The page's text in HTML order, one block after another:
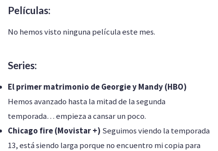
Películas:
No hemos visto ninguna película este mes.
Series:
El primer matrimonio de Georgie y Mandy (HBO)
Hemos avanzado hasta la mitad de la segunda
temporada… empieza a cansar un poco.
Chicago fire (Movistar +) Seguimos viendo la temporada
13, está siendo larga porque no encuentro mi copia para